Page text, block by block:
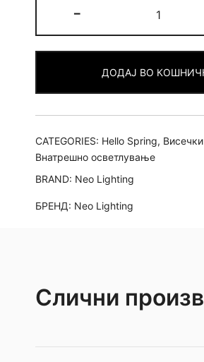
-
Hoops
quantity
ДОДАЈ ВО
CATEGORIES: Hello Spring,
Внатрешно осветлување
BRAND: Neo Lighting
БРЕНД: Neo Lighting
Слични